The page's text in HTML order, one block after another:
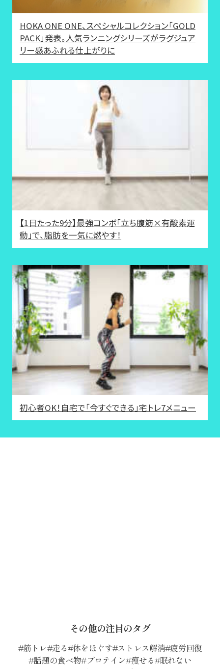
HOKA ONE ONE、スペシャルコレクション「GOLD
PACK」発表。人気ランニングシリーズがラグジュア
リー感あふれる仕上がりに
【1日たった9分】最強コンボ「立ち腹筋×有酸素運
動」で、脂肪を一気に燃やす！
初心者OK！自宅で「今すぐできる」宅トレ7メニュー
その他の注目のタグ
筋トレ 走る 体をほぐす ストレス解消 疲労回復
話題の食べ物 プロテイン 痩せる 眠れない